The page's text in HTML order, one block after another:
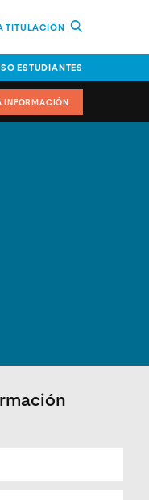
TITULACIÓN
ESTUDIANTES
INFORMACIÓN